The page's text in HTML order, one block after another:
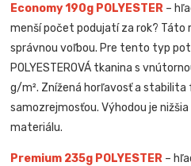
Economy 190g POLYESTER –
menší počet podujatí za rok? Táto
správnou voľbou. Pre tento typ
POLYESTEROVÁ tkanina s
g/m². Znížená horľavosť a stabilita
samozrejmosťou. Výhodou je
materiálu.
Premium 235g POLYESTER –